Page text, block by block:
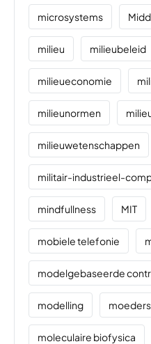
microsystems
milieu milieubeleid
milieueconomie
milieunormen
milieuwetenschappen
militair-industrieel-
mindfullness MIT
mobiele telefonie
modelgebaseerde
modelling
moleculaire biofysica